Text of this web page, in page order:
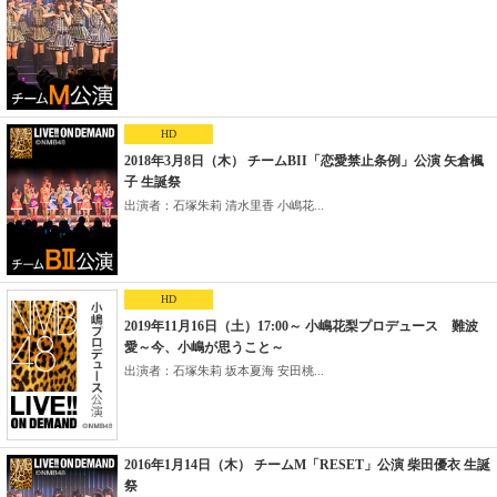
HD
2018年3月8日（木） チームBII「恋愛禁止条例」公演 矢倉楓
子 生誕祭
出演者：石塚朱莉 清水里香 小嶋花...
HD
2019年11月16日（土）17:00～ 小嶋花梨プロデュース 難波
愛～今、小嶋が思うこと～
出演者：石塚朱莉 坂本夏海 安田桃...
2016年1月14日（木） チームM「RESET」公演 柴田優衣 生誕
祭